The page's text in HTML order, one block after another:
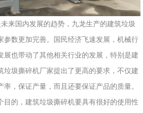
来国内发展的趋势，九龙生产的建筑垃圾
参数更加完善。国民经济飞速发展，机械行
展也带动了其他相关行业的发展，特别是建
垃圾撕碎机厂家提出了更高的要求，不仅建
，保证产量，而且还要保证产品的质量。
目的，建筑垃圾撕碎机要具有很好的使用性